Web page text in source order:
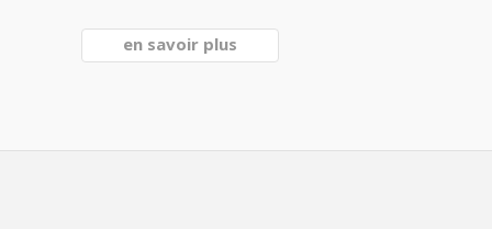
en savoir plus